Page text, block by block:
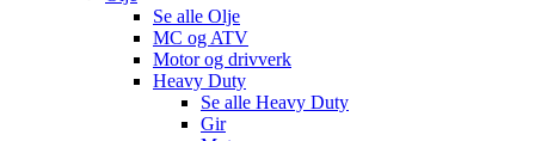
Se alle Olje
MC og ATV
Motor og drivverk
Heavy Duty
Se alle Heavy Duty
Gir